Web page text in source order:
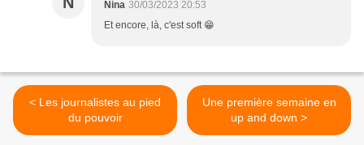
Nina 30/03/2023 20:53
Et encore, là, c'est soft 😁
< Les journalistes au pied
du pouvoir
Une première semaine en
up and down >